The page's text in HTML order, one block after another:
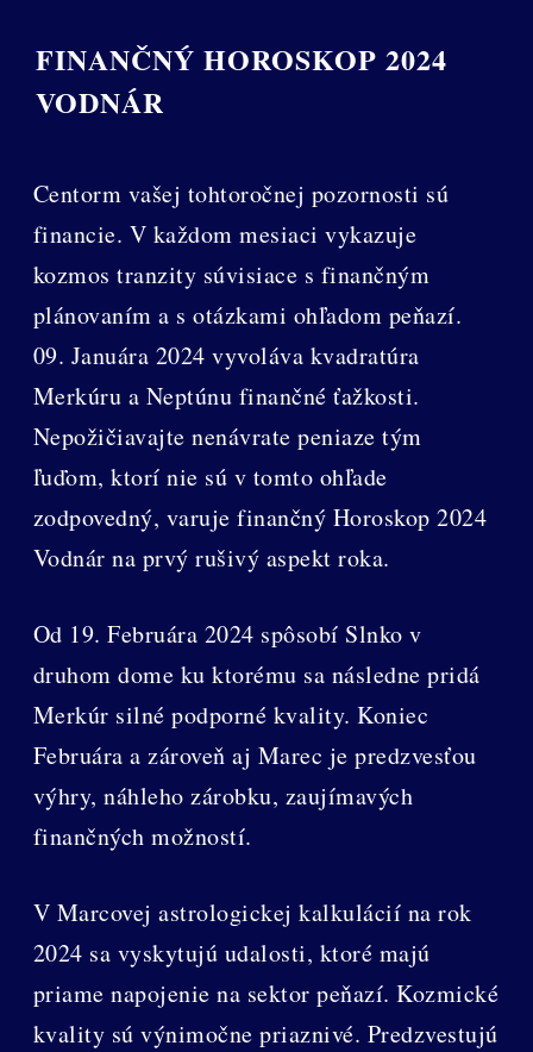
FINANČNÝ HOROSKOP 2024
VODNÁR
Centorm vašej tohtoročnej pozornosti sú
financie. V každom mesiaci vykazuje
kozmos tranzity súvisiace s finančným
plánovaním a s otázkami ohľadom peňazí.
09. Januára 2024 vyvoláva kvadratúra
Merkúru a Neptúnu finančné ťažkosti.
Nepožičiavajte nenávrate peniaze tým
ľuďom, ktorí nie sú v tomto ohľade
zodpovedný, varuje finančný Horoskop 2024
Vodnár na prvý rušivý aspekt roka.
Od 19. Februára 2024 spôsobí Slnko v
druhom dome ku ktorému sa následne pridá
Merkúr silné podporné kvality. Koniec
Februára a zároveň aj Marec je predzvesťou
výhry, náhleho zárobku, zaujímavých
finančných možností.
V Marcovej astrologickej kalkulácií na rok
2024 sa vyskytujú udalosti, ktoré majú
priame napojenie na sektor peňazí. Kozmické
kvality sú výnimočne priaznivé. Predzvestujú